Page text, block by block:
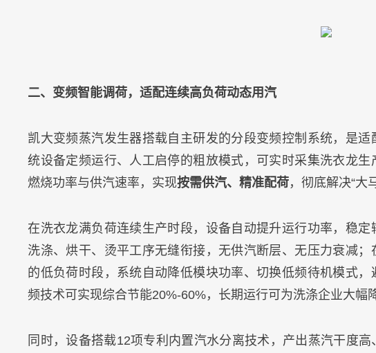
二、变频智能调荷，适配连续高负荷动态用汽
凯大变频蒸汽发生器搭载自主研发的分段变频控制系统，是
统设备定频运行、人工启停的粗放模式，可实时采集洗衣龙
燃烧功率与供汽速率，实现按需供汽、精准配荷，彻底解决“大
在洗衣龙满负荷连续生产时段，设备自动提升运行功率，稳定
洗涤、烘干、烫平工序无缝衔接，无供汽断层、无压力衰减
的低负荷时段，系统自动降低模块功率、切换低频待机模式
频技术可实现综合节能20%-60%，长期运行可为洗涤企业大幅
同时，设备搭载12项专利内置汽水分离技术，产出蒸汽干度